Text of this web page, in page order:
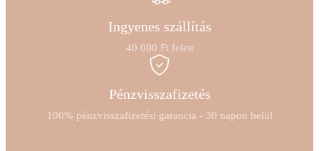
Ingyenes szállítás
40 000 Ft felett
Pénzvisszafizetés
100% pénzvisszafizetési garancia - 30 napon belül